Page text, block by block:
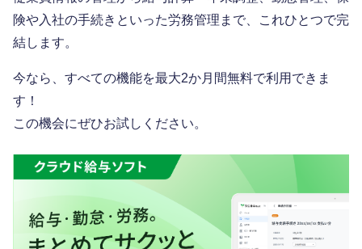
険や入社の手続きといった労務管理まで、これひとつで完
結します。
今なら、すべての機能を最大2か月間無料で利用できま
す！
この機会にぜひお試しください。